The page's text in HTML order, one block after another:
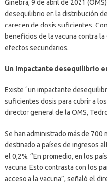
Ginebra, 9 de abril de 2021
desequilibrio en la distribución
carecen de dosis suficientes.
beneficios de la vacuna contra
efectos secundarios.
Un impactante desequilibrio
Existe “un impactante
suficientes dosis para cubrir a
director general de la OMS,
Se han administrado más de 700
destinado a países de ingresos
el 0,2%. “En promedio, en los
vacuna. Esto contrasta con los
acceso a la vacuna”, señaló el